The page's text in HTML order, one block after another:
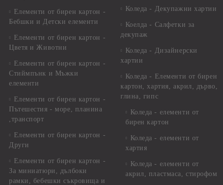
Елементи от бирен картон -
Бебшки и Детски елементи
Елементи от бирен картон -
Цветя и Животни
Елементи от бирен картон -
Стиймпънк и Мъжки
елементи
Елементи от бирен картон -
Пътешестия - море, планина
,транспорт
Елементи от бирен картон -
Други
Елементи от бирен картон -
За миниатюри, дълбоки
рамки, бебешки съкровища и
Коледа - Декупажни хартии
Коелда - Салфетки за
декупаж
Коледа - Дизайнерски
хартии
Коледа - Eлементи от бирен
картон, хартия, акрил, дърво,
глина, гипс
Коледа - елементи от
бирен картон
Коледа - елементи от
хартия
Коледа - елементи от
акрил, пластмаса, стирофом